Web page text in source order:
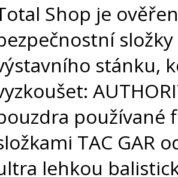
Shop je
stánku,
používané
TAC GAR
lehkou